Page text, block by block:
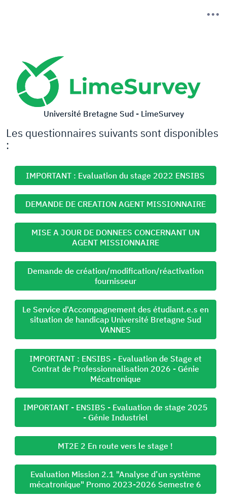
Université Bretagne Sud - LimeSurvey
Les questionnaires suivants sont disponibles
:
IMPORTANT : Evaluation du stage 2022 ENSIBS
DEMANDE DE CREATION AGENT MISSIONNAIRE
MISE A JOUR DE DONNEES CONCERNANT UN
AGENT MISSIONNAIRE
Demande de création/modification/réactivation
fournisseur
Le Service d'Accompagnement des étudiant.e.s en
situation de handicap Université Bretagne Sud
VANNES
IMPORTANT : ENSIBS - Evaluation de Stage et
Contrat de Professionnalisation 2026 - Génie
Mécatronique
IMPORTANT - ENSIBS - Evaluation de stage 2025
- Génie Industriel
MT2E 2 En route vers le stage !
Evaluation Mission 2.1 "Analyse d’un système
mécatronique" Promo 2023-2026 Semestre 6